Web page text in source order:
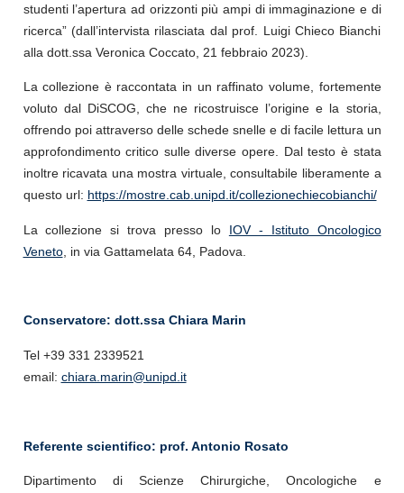
studenti l’apertura ad orizzonti più ampi di immaginazione e di
ricerca” (dall’intervista rilasciata dal prof. Luigi Chieco Bianchi
alla dott.ssa Veronica Coccato, 21 febbraio 2023).
La collezione è raccontata in un raffinato volume, fortemente
voluto dal DiSCOG, che ne ricostruisce l’origine e la storia,
offrendo poi attraverso delle schede snelle e di facile lettura un
approfondimento critico sulle diverse opere. Dal testo è stata
inoltre ricavata una mostra virtuale, consultabile liberamente a
questo url: https://mostre.cab.unipd.it/collezionechiecobianchi/
La collezione si trova presso lo IOV - Istituto Oncologico
Veneto, in via Gattamelata 64, Padova.
Conservatore: dott.ssa Chiara Marin
Tel +39 331 2339521
email: chiara.marin@unipd.it
Referente scientifico: prof. Antonio Rosato
Dipartimento di Scienze Chirurgiche, Oncologiche e